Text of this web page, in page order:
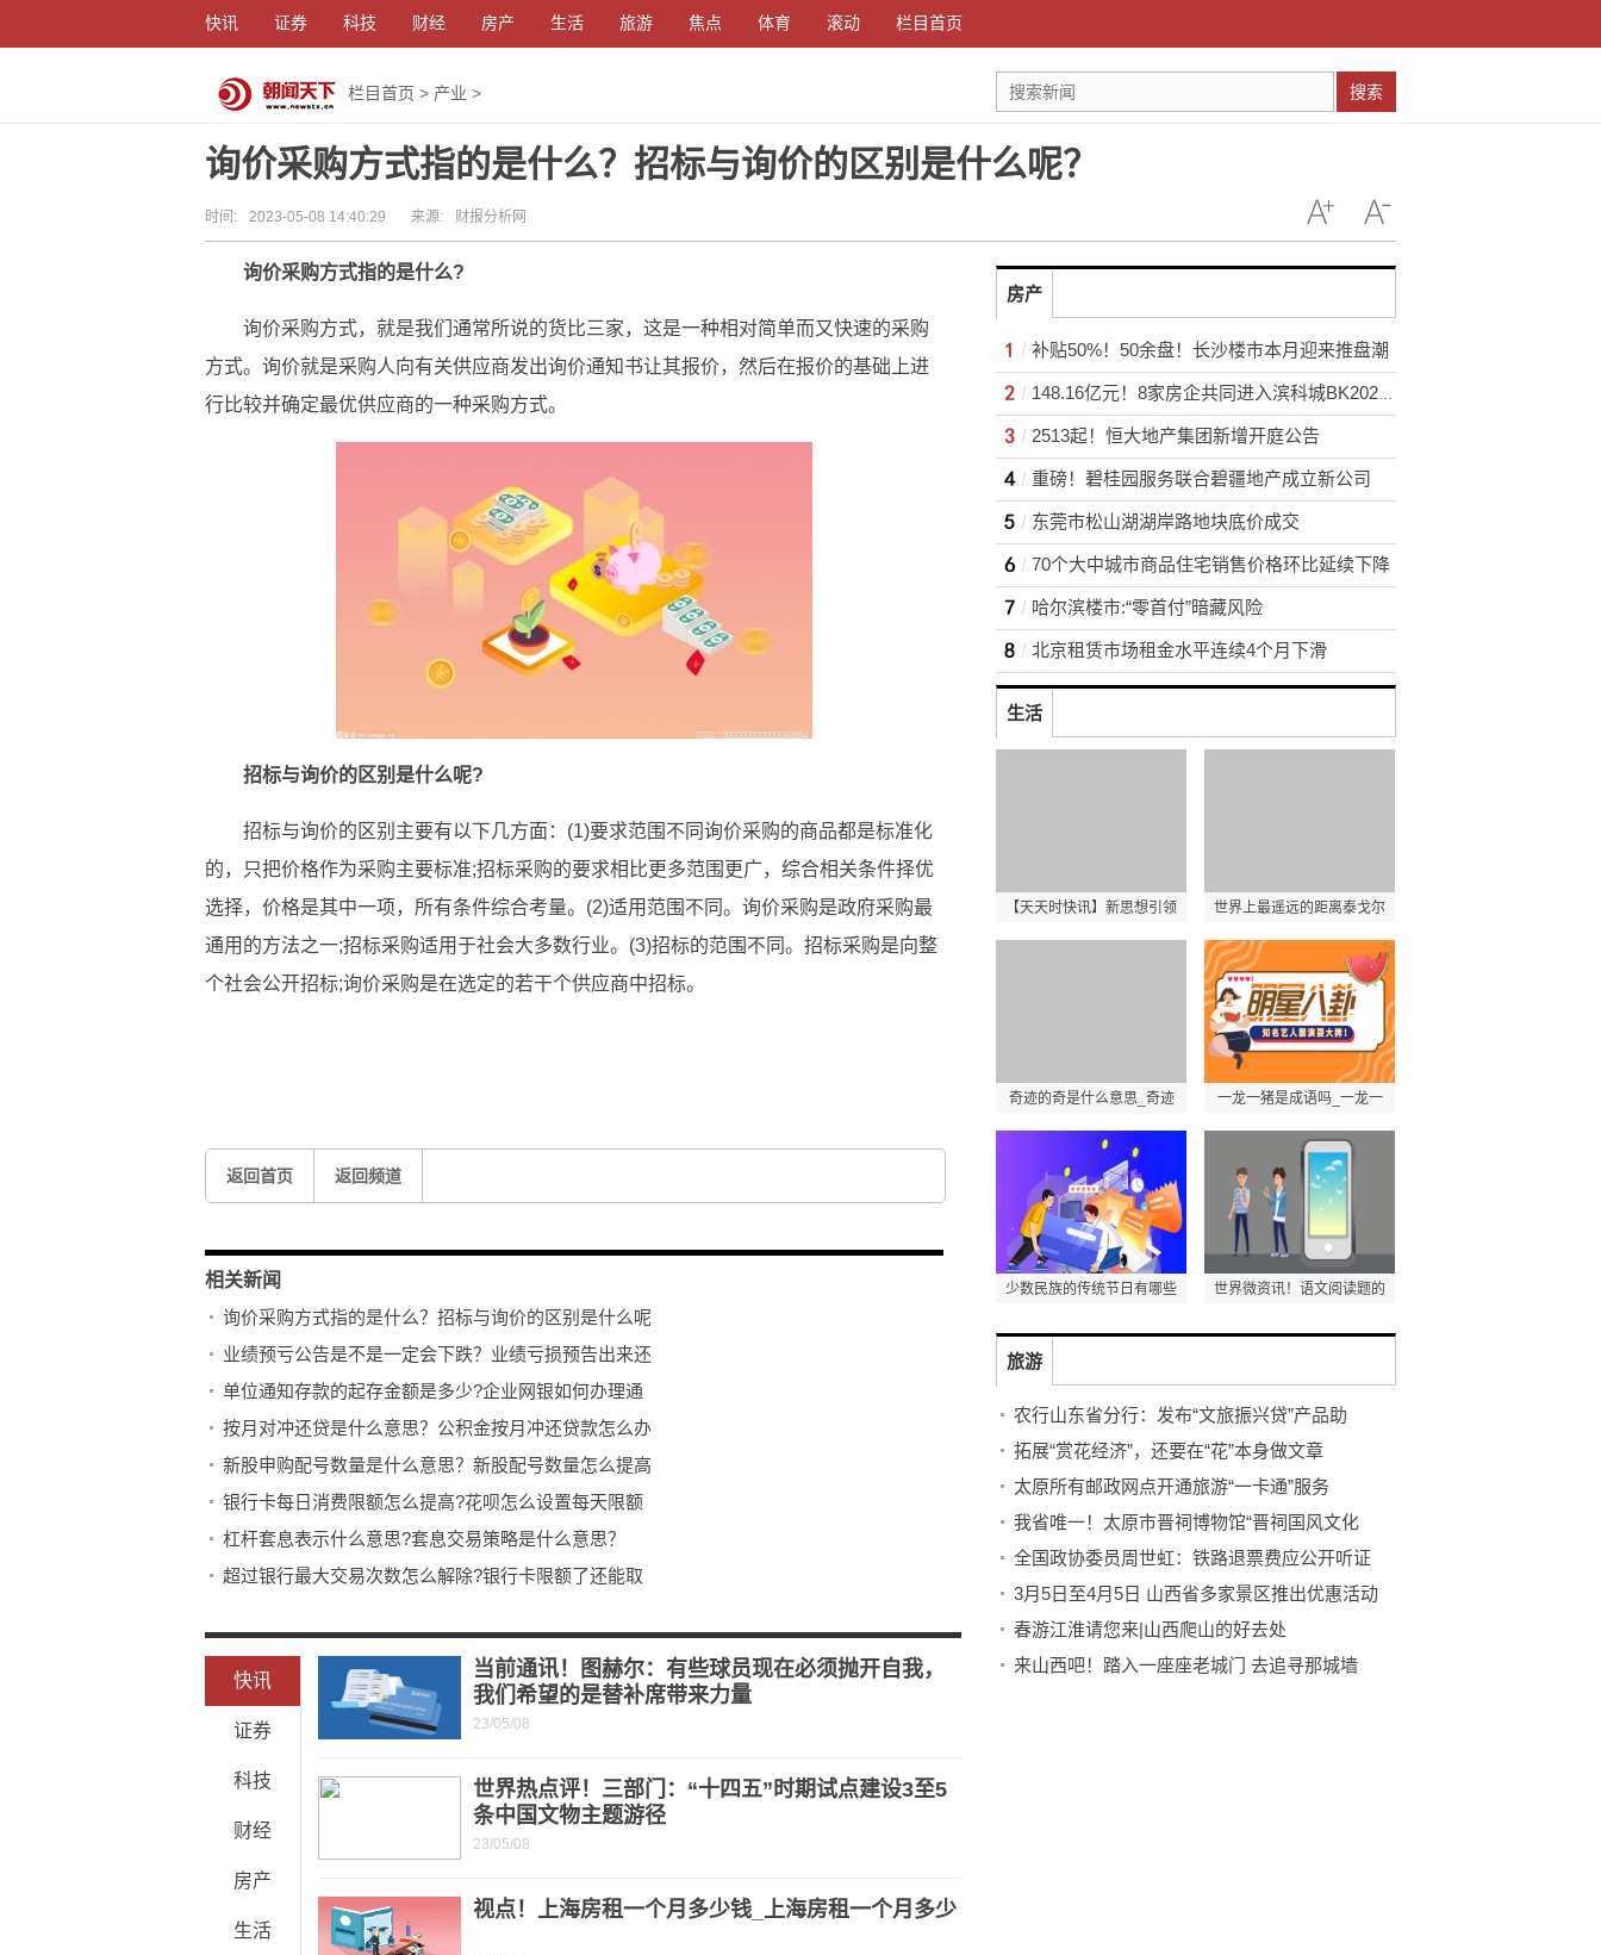
快讯 证券 科技 财经 房产 生活 旅游 焦点 体育 滚动 栏目首页
栏目首页 > 产业 > 搜索
询价采购方式指的是什么？招标与询价的区别是什么呢？
时间: 2023-05-08 14:40:29 来源: 财报分析网
询价采购方式指的是什么?
询价采购方式，就是我们通常所说的货比三家，这是一种相对简单而又快速的采购
方式。询价就是采购人向有关供应商发出询价通知书让其报价，然后在报价的基础上进
行比较并确定最优供应商的一种采购方式。
招标与询价的区别是什么呢?
招标与询价的区别主要有以下几方面：(1)要求范围不同询价采购的商品都是标准化
的，只把价格作为采购主要标准;招标采购的要求相比更多范围更广，综合相关条件择优
选择，价格是其中一项，所有条件综合考量。(2)适用范围不同。询价采购是政府采购最
通用的方法之一;招标采购适用于社会大多数行业。(3)招标的范围不同。招标采购是向整
个社会公开招标;询价采购是在选定的若干个供应商中招标。
返回首页 返回频道
相关新闻
询价采购方式指的是什么？招标与询价的区别是什么呢
业绩预亏公告是不是一定会下跌？业绩亏损预告出来还
单位通知存款的起存金额是多少?企业网银如何办理通
按月对冲还贷是什么意思？公积金按月冲还贷款怎么办
新股申购配号数量是什么意思？新股配号数量怎么提高
银行卡每日消费限额怎么提高?花呗怎么设置每天限额
杠杆套息表示什么意思?套息交易策略是什么意思？
超过银行最大交易次数怎么解除?银行卡限额了还能取
快讯
证券
科技
财经
房产
生活
当前通讯！图赫尔：有些球员现在必须抛开自我，
我们希望的是替补席带来力量
23/05/08
世界热点评！三部门：“十四五”时期试点建设3至5
条中国文物主题游径
23/05/08
视点！上海房租一个月多少钱_上海房租一个月多少
房产
补贴50%！50余盘！长沙楼市本月迎来推盘潮
148.16亿元！8家房企共同进入滨科城BK202201号
2513起！恒大地产集团新增开庭公告
重磅！碧桂园服务联合碧疆地产成立新公司
东莞市松山湖湖岸路地块底价成交
70个大中城市商品住宅销售价格环比延续下降
哈尔滨楼市:“零首付”暗藏风险
北京租赁市场租金水平连续4个月下滑
生活
【天天时快讯】新思想引领 世界上最遥远的距离泰戈尔
奇迹的奇是什么意思_奇迹 一龙一猪是成语吗_一龙一
少数民族的传统节日有哪些 世界微资讯！语文阅读题的
旅游
农行山东省分行：发布“文旅振兴贷”产品助
拓展“赏花经济”，还要在“花”本身做文章
太原所有邮政网点开通旅游“一卡通”服务
我省唯一！太原市晋祠博物馆“晋祠国风文化
全国政协委员周世虹：铁路退票费应公开听证
3月5日至4月5日 山西省多家景区推出优惠活动
春游江淮请您来|山西爬山的好去处
来山西吧！踏入一座座老城门 去追寻那城墙